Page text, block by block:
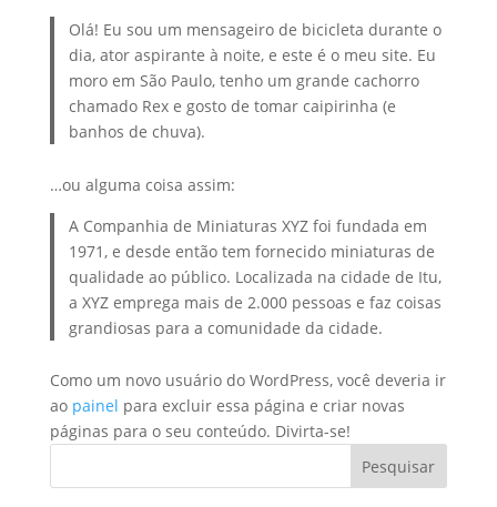
Olá! Eu sou um mensageiro de bicicleta durante o
dia, ator aspirante à noite, e este é o meu site. Eu
moro em São Paulo, tenho um grande cachorro
chamado Rex e gosto de tomar caipirinha (e
banhos de chuva).
…ou alguma coisa assim:
A Companhia de Miniaturas XYZ foi fundada em
1971, e desde então tem fornecido miniaturas de
qualidade ao público. Localizada na cidade de Itu,
a XYZ emprega mais de 2.000 pessoas e faz coisas
grandiosas para a comunidade da cidade.
Como um novo usuário do WordPress, você deveria ir
ao painel para excluir essa página e criar novas
páginas para o seu conteúdo. Divirta-se!